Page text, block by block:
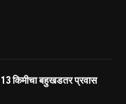
किमीचा बहुखडतर प्रवास